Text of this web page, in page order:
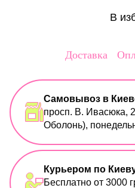
В
Доставка
Самовывоз в
просп. В. Ивасюка,
Оболонь),
Курьером по
Бесплатно от 3000